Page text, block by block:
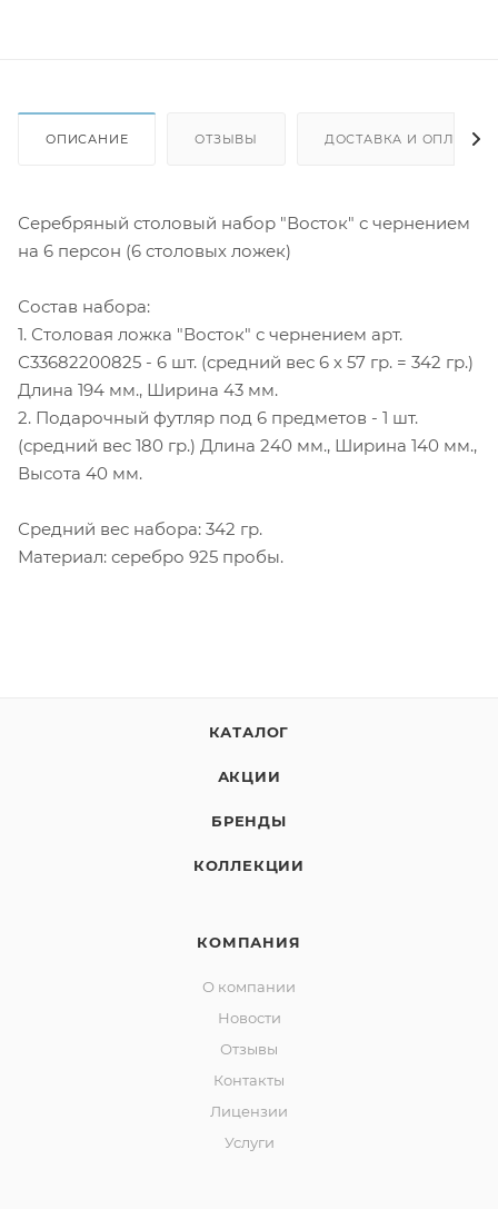
ОПИСАНИЕ ОТЗЫВЫ ДОСТАВКА И ОПЛАТА
Серебряный столовый набор "Восток" с чернением
на 6 персон (6 столовых ложек)
Состав набора:
1. Столовая ложка "Восток" с чернением арт.
С33682200825 - 6 шт. (средний вес 6 х 57 гр. = 342 гр.)
Длина 194 мм., Ширина 43 мм.
2. Подарочный футляр под 6 предметов - 1 шт.
(средний вес 180 гр.) Длина 240 мм., Ширина 140 мм.,
Высота 40 мм.
Средний вес набора: 342 гр.
Материал: серебро 925 пробы.
КАТАЛОГ
АКЦИИ
БРЕНДЫ
КОЛЛЕКЦИИ
КОМПАНИЯ
О компании
Новости
Отзывы
Контакты
Лицензии
Услуги